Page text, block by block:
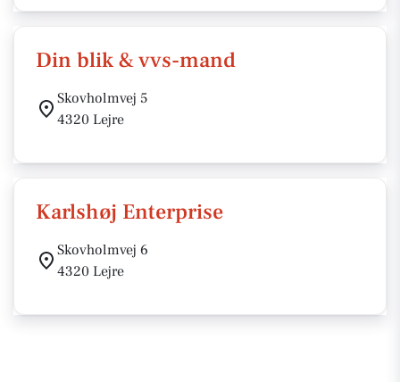
Din blik & vvs-mand
Skovholmvej 5
4320 Lejre
Karlshøj Enterprise
Skovholmvej 6
4320 Lejre